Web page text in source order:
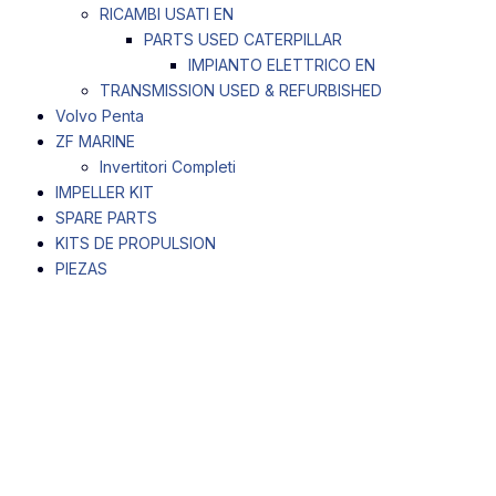
RICAMBI USATI EN
PARTS USED CATERPILLAR
IMPIANTO ELETTRICO EN
TRANSMISSION USED & REFURBISHED
Volvo Penta
ZF MARINE
Invertitori Completi
IMPELLER KIT
SPARE PARTS
KITS DE PROPULSION
PIEZAS